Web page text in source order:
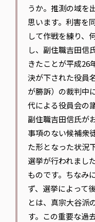
うか。推測の域を
思います。利害を
して作戦を練り、
し、副住職吉田信
きたことが平成26
決が下された役員
が勝訴）の裁判中
代による役員会の
副住職吉田信氏が
事項のない候補衆
た形となった状況
選挙が行われまし
ものです。ちなみ
ず、選挙によって
とは、真宗大谷派
す。この重要な過